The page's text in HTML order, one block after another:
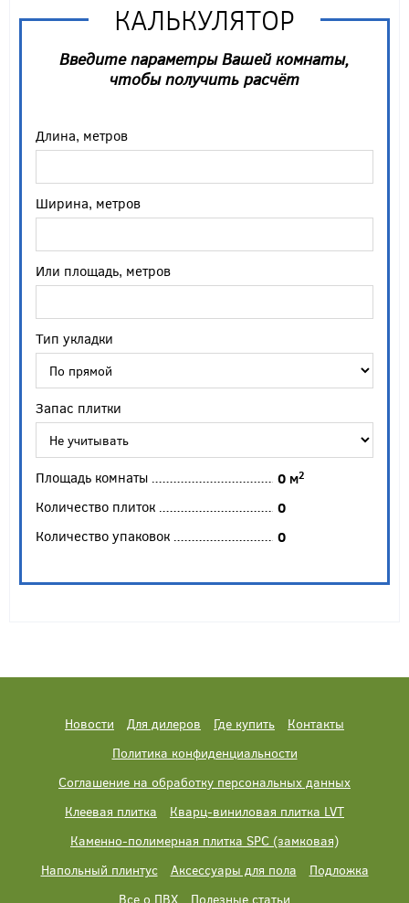
КАЛЬКУЛЯТОР
Введите параметры Вашей комнаты,
чтобы получить расчёт
Длина, метров
Ширина, метров
Или площадь, метров
Тип укладки
Запас плитки
Площадь комнаты 0 м2
Количество плиток
0
Количество упаковок
0
Новости Для дилеров Где купить
Контакты
Политика конфиденциальности
Соглашение на обработку персональных данных
Клеевая плитка
Кварц-виниловая плитка LVT
Каменно-полимерная плитка SPC (замковая)
Напольный плинтус
Аксессуары для пола
Подложка
Все о ПВХ
Полезные статьи